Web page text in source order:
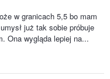
w granicach 5,5 bo mam
już tak sobie próbuje
Ona wygląda lepiej na...